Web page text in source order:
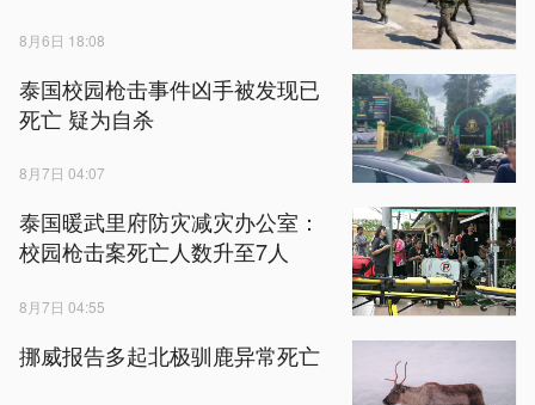
8月6日 18:08
泰国校园枪击事件凶手被发现已
死亡 疑为自杀
8月7日 04:07
泰国暖武里府防灾减灾办公室：
校园枪击案死亡人数升至7人
8月7日 04:55
挪威报告多起北极驯鹿异常死亡